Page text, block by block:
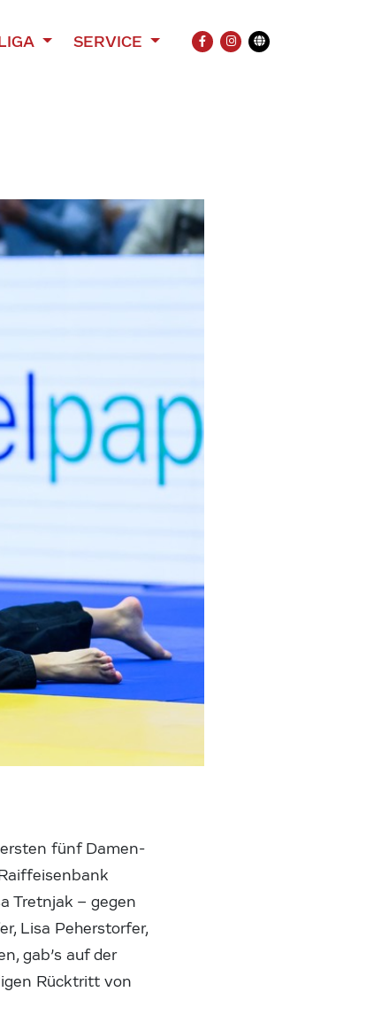
SERVICE
FACEBOOK
INSTAGRAM
Übersetzung
fünf Damen-
Tretnjak – gegen
Lisa Peherstorfer,
gab’s auf der
Rücktritt von